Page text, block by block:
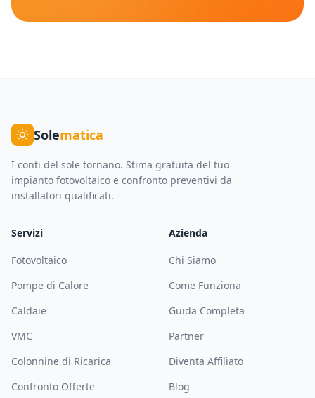
Solematica
I conti del sole tornano. Stima gratuita del tuo
impianto fotovoltaico e confronto preventivi da
installatori qualificati.
Servizi
Fotovoltaico
Pompe di Calore
Caldaie
VMC
Colonnine di Ricarica
Confronto Offerte
Azienda
Chi Siamo
Come Funziona
Guida Completa
Partner
Diventa Affiliato
Blog